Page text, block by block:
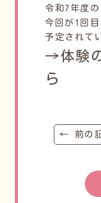
令和7年度
今回が1回
予定されて
→体験
ら
← 前の